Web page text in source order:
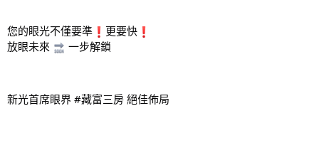
您的眼光不僅要準
更要快
放眼未來
一步解鎖
新光首席眼界 #藏富三房 絕佳佈局